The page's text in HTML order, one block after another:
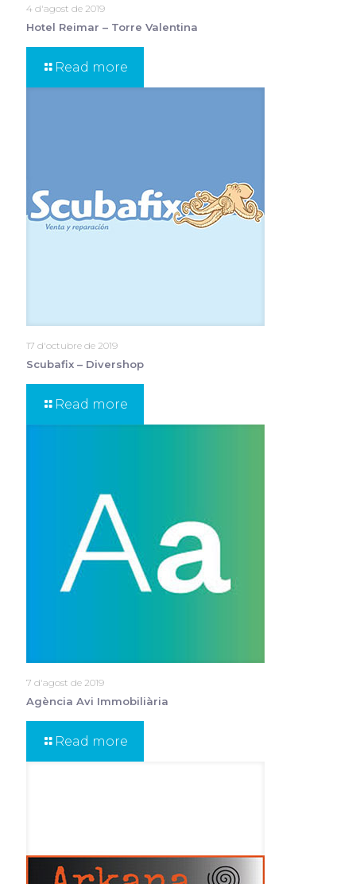
4 d'agost de 2019
Hotel Reimar – Torre Valentina
Read more
17 d'octubre de 2019
Scubafix – Divershop
Read more
7 d'agost de 2019
Agència Avi Immobiliària
Read more